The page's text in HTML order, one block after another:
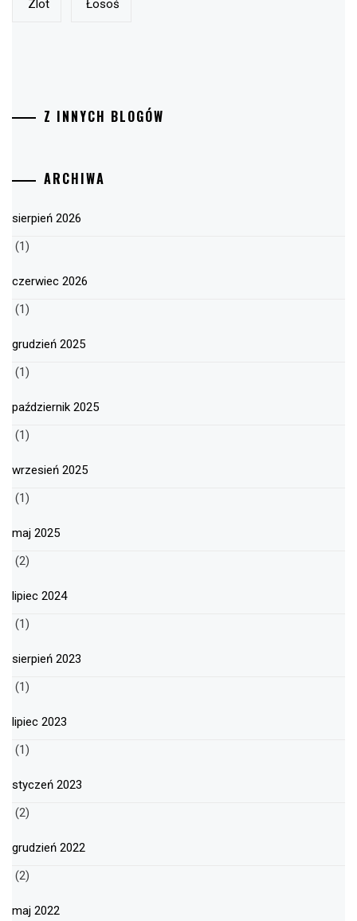
Zlot Łosoś
Z INNYCH BLOGÓW
ARCHIWA
sierpień 2026
(1)
czerwiec 2026
(1)
grudzień 2025
(1)
październik 2025
(1)
wrzesień 2025
(1)
maj 2025
(2)
lipiec 2024
(1)
sierpień 2023
(1)
lipiec 2023
(1)
styczeń 2023
(2)
grudzień 2022
(2)
maj 2022